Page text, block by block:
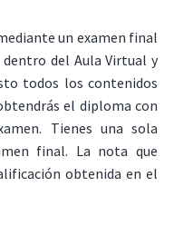
un examen final
del Aula Virtual y
todos los contenidos
el diploma con
Tienes una sola
final. La nota que
obtenida en el